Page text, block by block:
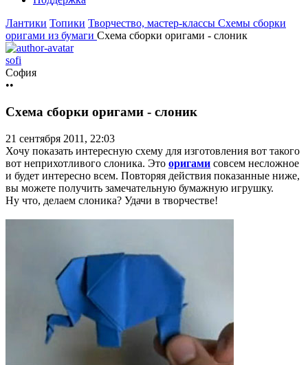
Лантики Топики Творчество, мастер-классы Схемы сборки
оригами из бумаги Схема сборки оригами - слоник
sofi
София
••
Схема сборки оригами - слоник
21 сентября 2011, 22:03
Хочу показать интересную схему для изготовления вот такого
вот неприхотливого слоника. Это оригами совсем несложное
и будет интересно всем. Повторяя действия показанные ниже,
вы можете получить замечательную бумажную игрушку.
Ну что, делаем слоника? Удачи в творчестве!